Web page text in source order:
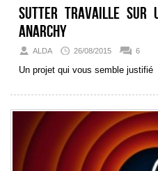
Sutter travaille sur
Anarchy
ALDA 26/08/2015 6
Un projet qui vous semble justifié